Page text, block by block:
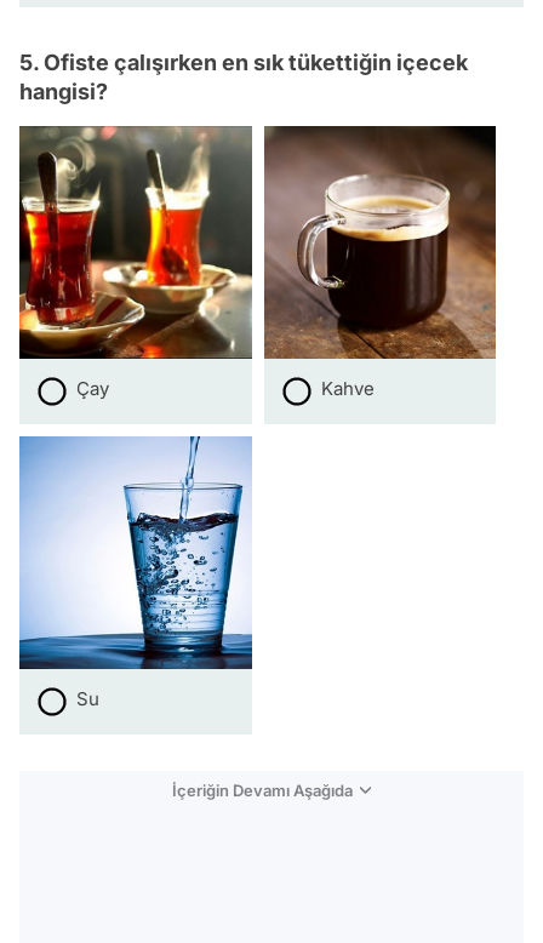
5. Ofiste çalışırken en sık tükettiğin içecek
hangisi?
Çay Kahve
Su
İçeriğin Devamı Aşağıda